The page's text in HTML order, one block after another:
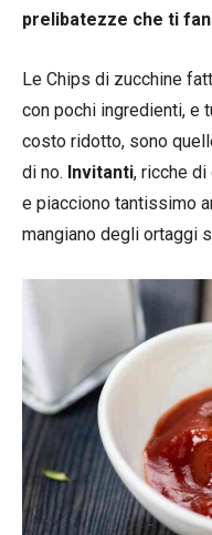
prelibatezze che ti
Le Chips di zucchine
con pochi ingredienti, e
costo ridotto, sono
di no. Invitanti, ricche
e piacciono tantissimo
mangiano degli ortaggi